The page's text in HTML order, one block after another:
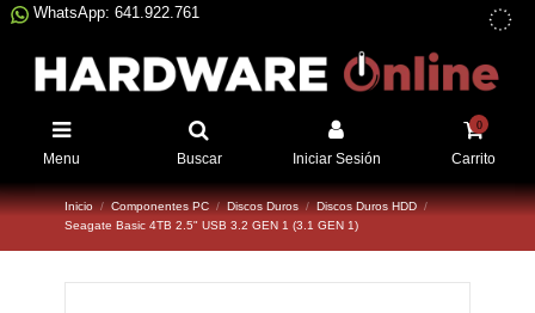
WhatsApp: 641.922.761
Menu Buscar Iniciar Sesión
0
Carrito
Inicio Componentes PC Discos Duros
Discos Duros HDD
Seagate Basic 4TB 2.5" USB 3.2 GEN 1 (3.1 GEN 1)